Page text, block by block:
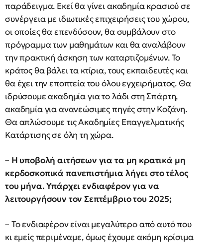
παράδειγμα. Εκεί θα γίνει ακαδημία κρασιού σε
συνέργεια με ιδιωτικές επιχειρήσεις του χώρου,
οι οποίες θα επενδύσουν, θα συμβάλουν στο
πρόγραμμα των μαθημάτων και θα αναλάβουν
την πρακτική άσκηση των καταρτιζομένων. Το
κράτος θα βάλει τα κτίρια, τους εκπαιδευτές και
θα έχει την εποπτεία του όλου εγχειρήματος. Θα
ιδρύσουμε ακαδημία για το λάδι στη Σπάρτη,
ακαδημία για ανανεώσιμες πηγές στην Κοζάνη.
Θα απλώσουμε τις Ακαδημίες Επαγγελματικής
Κατάρτισης σε όλη τη χώρα.
– Η υποβολή αιτήσεων για τα μη κρατικά μη
κερδοσκοπικά πανεπιστήμια λήγει στο τέλος
του μήνα. Υπάρχει ενδιαφέρον για να
λειτουργήσουν τον Σεπτέμβριο του 2025;
– Το ενδιαφέρον είναι μεγαλύτερο από αυτό που
κι εμείς περιμέναμε, όμως έχουμε ακόμη κρίσιμα